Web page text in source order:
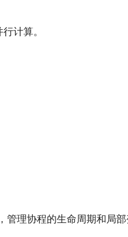
计算。
理协程的生命周期和局部